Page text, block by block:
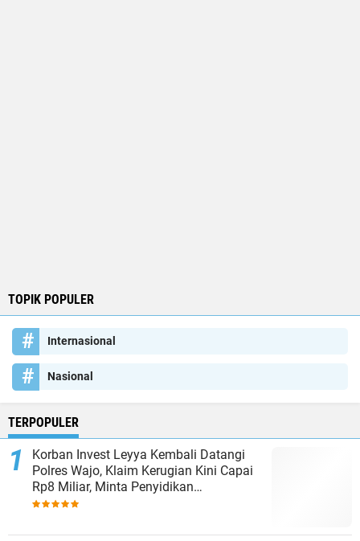
TOPIK POPULER
Internasional
Nasional
TERPOPULER
Korban Invest Leyya Kembali Datangi
Polres Wajo, Klaim Kerugian Kini Capai
Rp8 Miliar, Minta Penyidikan
Dituntaskan